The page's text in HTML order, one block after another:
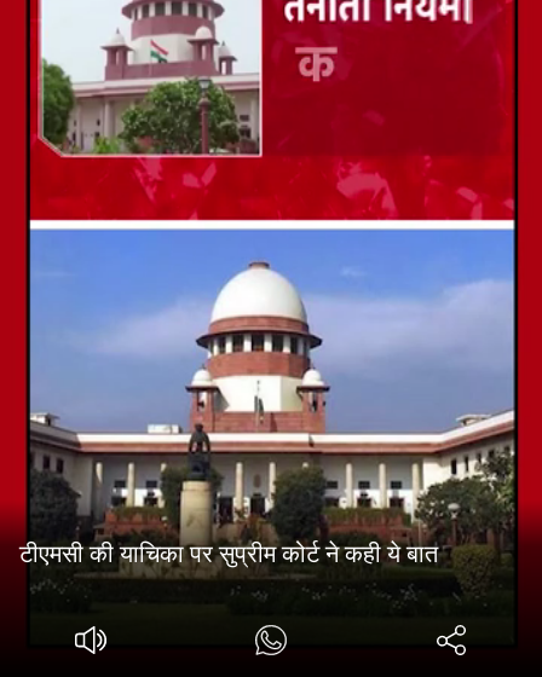
टीएमसी की याचिका पर सुप्रीम कोर्ट ने कही ये बात